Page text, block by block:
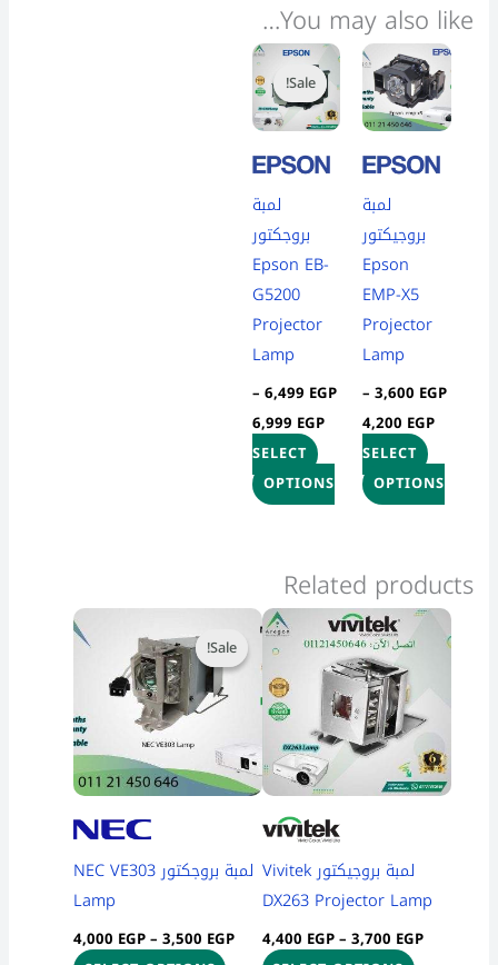
You may also like…
لمبة
بروجيكتور
Epson
EMP-X5
Projector
Lamp
3,600 EGP
–
4,200 EGP
Price
range:
3,600 EGP
through
4,200 EGP
SELECT
OPTIONS
This
product
has
multiple
variants.
The
options
may
be
chosen
on
the
product
page
Sale!
Sale!
لمبة
بروجكتور
Epson EB-
G5200
Projector
Lamp
6,499 EGP
–
6,999 EGP
Price
6,999 EGP
SELECT
OPTIONS
This
has
variants.
The
options
may
be
chosen
on
the
product
page
Related products
لمبة بروجيكتور Vivitek
DX263 Projector Lamp
3,700 EGP
–
4,400 EGP
Price
range:
3,700 EGP
through
4,400 EGP
This
product
has
multiple
variants.
The
options
may
be
chosen
the
Sale!
Sale!
لمبة بروجكتور NEC VE303
Lamp
3,500 EGP
–
4,000 EGP
Price
range:
This
multiple
variants.
The
options
may
be
chosen
the